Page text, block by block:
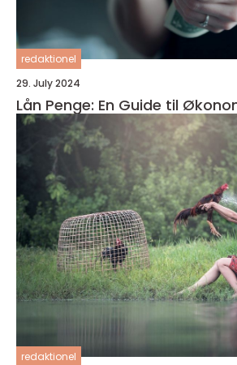
redaktionel
29. July 2024
Lån Penge: En Guide til
redaktionel